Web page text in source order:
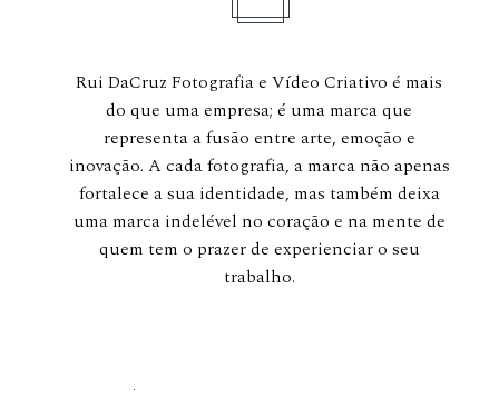
Rui DaCruz Fotografia e Vídeo Criativo é mais
do que uma empresa; é uma marca que
representa a fusão entre arte, emoção e
inovação. A cada fotografia, a marca não apenas
fortalece a sua identidade, mas também deixa
uma marca indelével no coração e na mente de
quem tem o prazer de experienciar o seu
trabalho.